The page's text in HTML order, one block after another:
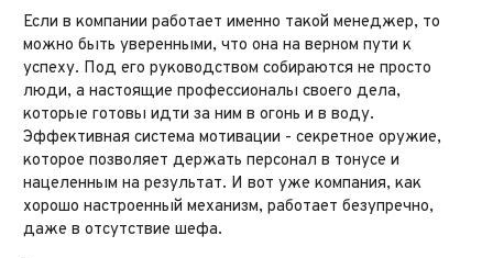
Если в компании работает именно такой менеджер, то
можно быть уверенными, что она на верном пути к
успеху. Под его руководством собираются не просто
люди, а настоящие профессионалы своего дела,
которые готовы идти за ним в огонь и в воду.
Эффективная система мотивации - секретное оружие,
которое позволяет держать персонал в тонусе и
нацеленным на результат. И вот уже компания, как
хорошо настроенный механизм, работает безупречно,
даже в отсутствие шефа.